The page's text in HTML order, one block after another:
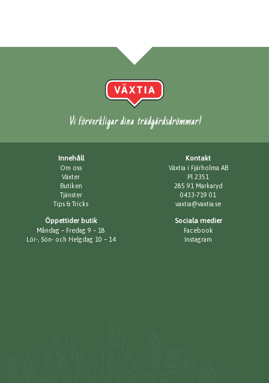
Vi förverkligar dina trädgårdsdrömmar!
Innehåll
Om oss
Växter
Butiken
Tjänster
Tips & Tricks
Kontakt
Växtia i Fjärholma AB
Pl 2351
285 91 Markaryd
0433-719 01
vaxtia@vaxtia.se
Öppettider butik
Måndag – Fredag 9 – 18
Lör-, Sön- och Helgdag 10 – 14
Sociala medier
Facebook
Instagram